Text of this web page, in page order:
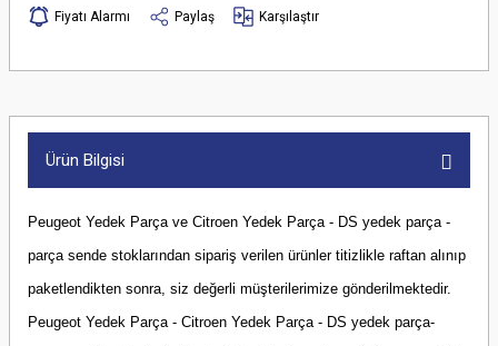
Fiyatı Alarmı
Paylaş Karşılaştır
Ürün Bilgisi
Peugeot Yedek Parça ve Citroen Yedek Parça - DS yedek parça -
parça sende stoklarından sipariş verilen ürünler titizlikle raftan alınıp
paketlendikten sonra, siz değerli müşterilerimize gönderilmektedir.
Peugeot Yedek Parça - Citroen Yedek Parça - DS yedek parça-